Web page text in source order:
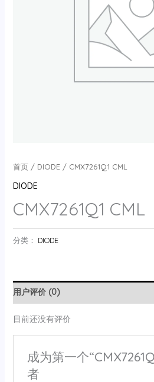
首页/ DIODE/ CMX7261Q1 CML
DIODE
CMX7261Q1 CML
分类： DIODE
用户评价 (0)
目前还没有评价
成为第一个
者